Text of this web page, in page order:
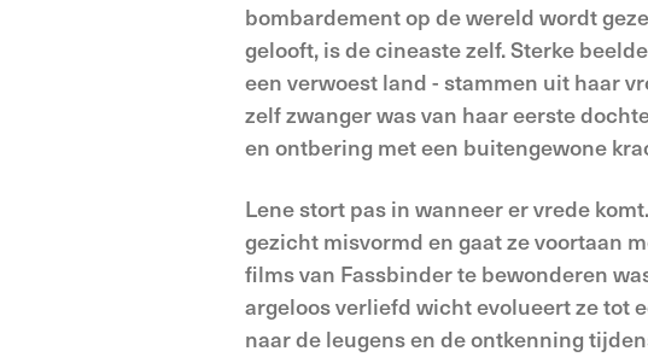
bombardement op de wereld wordt
gelooft, is de cineaste zelf. Sterke
een verwoest land - stammen uit haar
zelf zwanger was van haar eerste
en ontbering met een buitengewone
Lene stort pas in wanneer er vrede
gezicht misvormd en gaat ze voortaan
films van Fassbinder te bewonderen
argeloos verliefd wicht evolueert ze tot
naar de leugens en de ontkenning